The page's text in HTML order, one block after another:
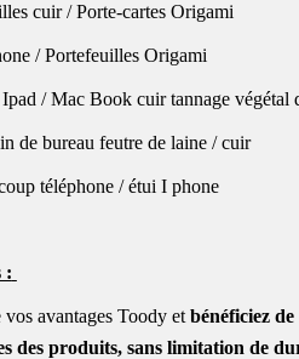
cuir / Porte-cartes Origami
/ Portefeuilles Origami
/ Mac Book cuir tannage végétal
de bureau feutre de laine / cuir
téléphone / étui I phone
:
avantages Toody etbénéficiez de
des produits, sans limitation de